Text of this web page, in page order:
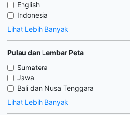
English
Indonesia
Lihat Lebih Banyak
Pulau dan Lembar Peta
Sumatera
Jawa
Bali dan Nusa Tenggara
Lihat Lebih Banyak